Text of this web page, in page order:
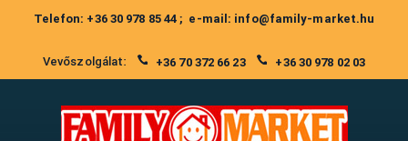
Telefon: +36 30 978 85 44 ; e-mail: info@family-market.hu
Vevőszolgálat: +36 70 372 66 23 +36 30 978 02 03